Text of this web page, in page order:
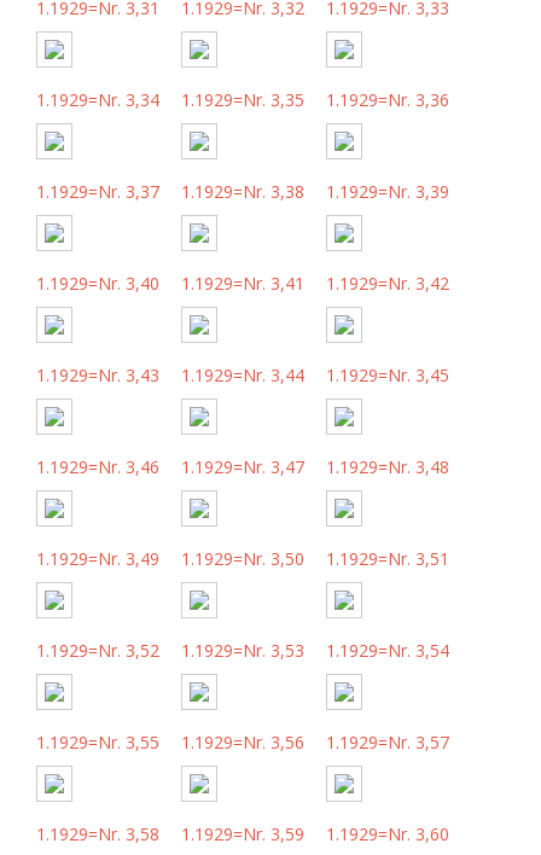
1.1929=Nr. 3,31 1.1929=Nr. 3,32 1.1929=Nr. 3,33
1.1929=Nr. 3,34 1.1929=Nr. 3,35 1.1929=Nr. 3,36
1.1929=Nr. 3,37 1.1929=Nr. 3,38 1.1929=Nr. 3,39
1.1929=Nr. 3,40 1.1929=Nr. 3,41 1.1929=Nr. 3,42
1.1929=Nr. 3,43 1.1929=Nr. 3,44 1.1929=Nr. 3,45
1.1929=Nr. 3,46 1.1929=Nr. 3,47 1.1929=Nr. 3,48
1.1929=Nr. 3,49 1.1929=Nr. 3,50 1.1929=Nr. 3,51
1.1929=Nr. 3,52 1.1929=Nr. 3,53 1.1929=Nr. 3,54
1.1929=Nr. 3,55 1.1929=Nr. 3,56 1.1929=Nr. 3,57
1.1929=Nr. 3,58 1.1929=Nr. 3,59 1.1929=Nr. 3,60